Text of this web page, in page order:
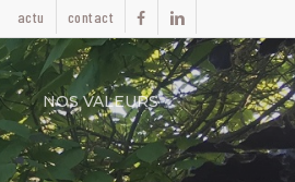
facebooklinkedin
actu contact
NOS VALEURS